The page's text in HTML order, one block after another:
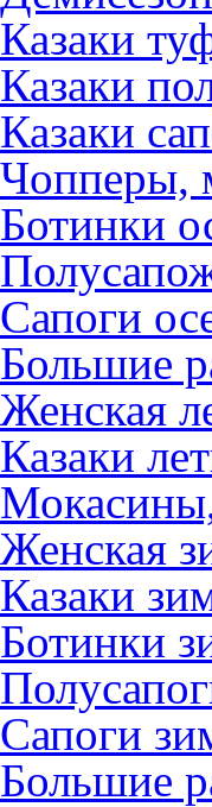
Казаки
Казаки
Казаки
Чопперы,
Ботинки
Сапоги
Большие
Женская
Казаки
Женская
Казаки
Ботинки
Сапоги
Большие